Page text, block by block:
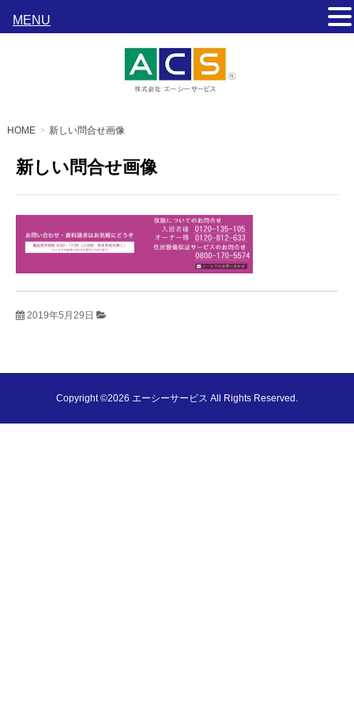
HOME 新しい問合せ画像
新しい問合せ画像
2019年5月29日
Copyright ©2026 エーシーサービス All Rights Reserved.
MENU